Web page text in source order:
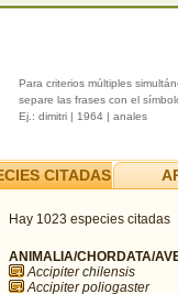
Para criterios múltiples
separe las frases con el
Ej.: dimitri | 1964 | anales
CITADAS
Hay 1023 especies citadas
ANIMALIA/CHORDATA/
Accipiter chilensis
Accipiter poliogaster